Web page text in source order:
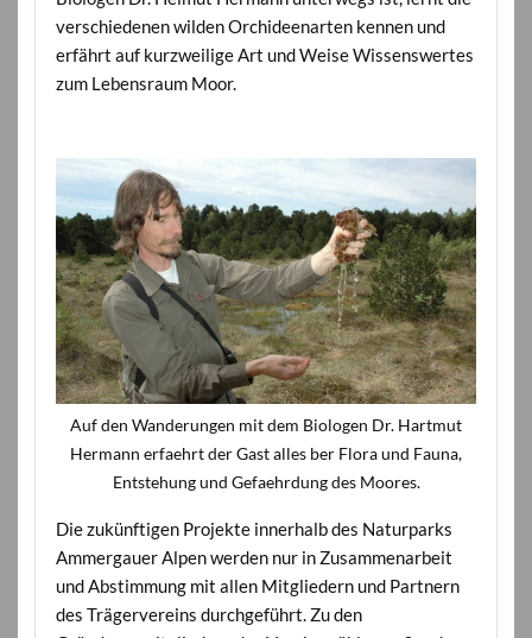
verschiedenen wilden Orchideenarten kennen und
erfährt auf kurzweilige Art und Weise Wissenswertes
zum Lebensraum Moor.
Auf den Wanderungen mit dem Biologen Dr. Hartmut
Hermann erfaehrt der Gast alles ber Flora und Fauna,
Entstehung und Gefaehrdung des Moores.
Die zukünftigen Projekte innerhalb des Naturparks
Ammergauer Alpen werden nur in Zusammenarbeit
und Abstimmung mit allen Mitgliedern und Partnern
des Trägervereins durchgeführt. Zu den